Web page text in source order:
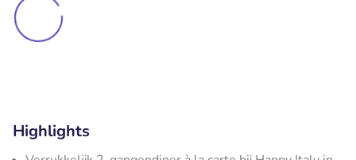
Highlights